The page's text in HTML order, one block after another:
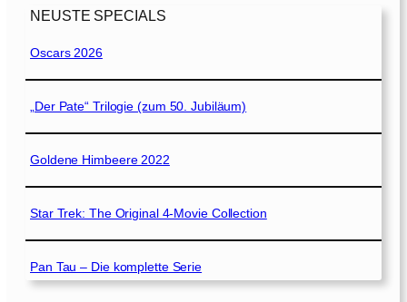
NEUSTE SPECIALS
Oscars 2026
„Der Pate“ Trilogie (zum 50. Jubiläum)
Goldene Himbeere 2022
Star Trek: The Original 4-Movie Collection
Pan Tau – Die komplette Serie